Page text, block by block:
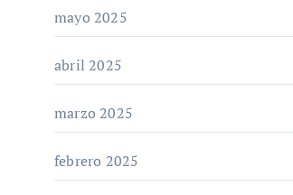
mayo 2025
abril 2025
marzo 2025
febrero 2025